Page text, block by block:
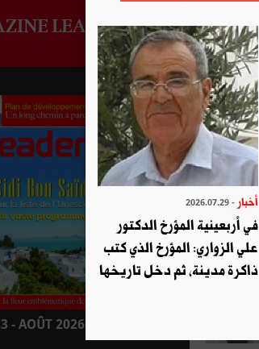
LEADERS
- AOÛT 2026 : EN KIOSQUE
أخبار - 2026.07.29
في أربعينية المؤرخ الدكتور
علي الزواري: المؤرخ الذي كتب
ذاكرة مدينة، ثم دخل تاريخها